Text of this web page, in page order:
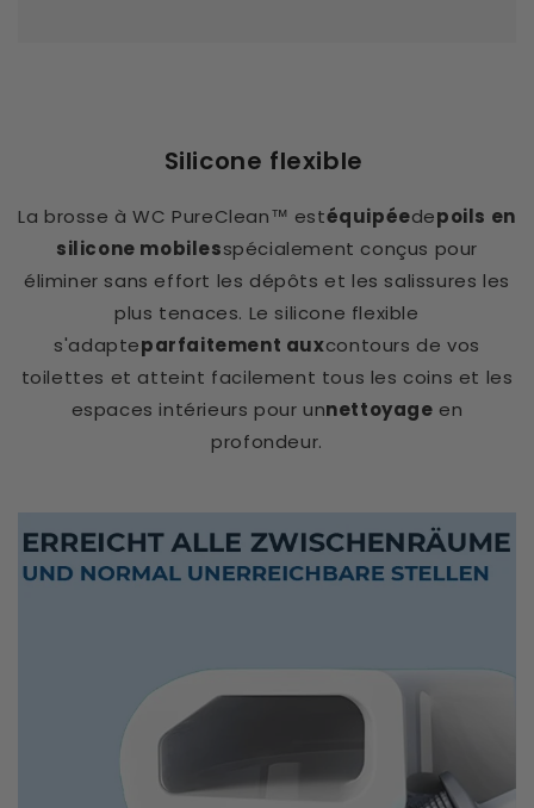
Silicone flexible
La brosse à WC PureClean™ estéquipéedepoils en
silicone mobilesspécialement conçus pour
éliminer sans effort les dépôts et les salissures les
plus tenaces. Le silicone flexible
s'adapteparfaitement auxcontours de vos
toilettes et atteint facilement tous les coins et les
espaces intérieurs pour unnettoyage en
profondeur.